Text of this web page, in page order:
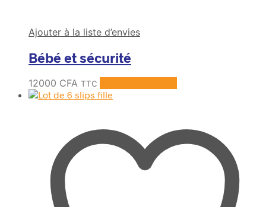
Ajouter à la liste d’envies
Bébé et sécurité
12000 CFA TTC